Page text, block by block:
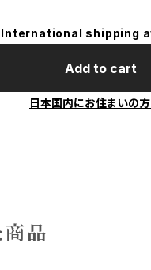
International shipping
Add to cart
日本国内にお住まいの
品